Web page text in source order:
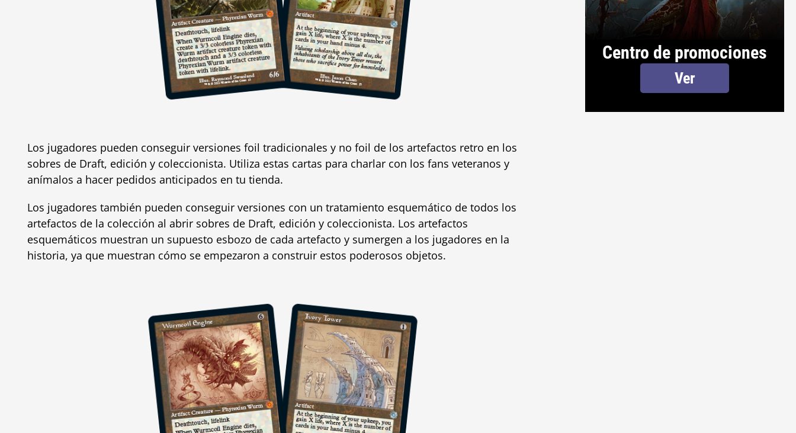
Los jugadores pueden conseguir versiones foil tradicionales y no foil de los artefactos retro en los
sobres de Draft, edición y coleccionista. Utiliza estas cartas para charlar con los fans veteranos y
anímalos a hacer pedidos anticipados en tu tienda.
Los jugadores también pueden conseguir versiones con un tratamiento esquemático de todos los
artefactos de la colección al abrir sobres de Draft, edición y coleccionista. Los artefactos
esquemáticos muestran un supuesto esbozo de cada artefacto y sumergen a los jugadores en la
historia, ya que muestran cómo se empezaron a construir estos poderosos objetos.
Centro de promociones
Ver